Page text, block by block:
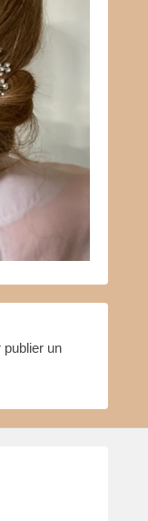
publier un